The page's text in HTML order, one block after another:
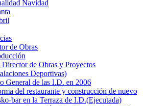
Navidad
de Obras
Director de Obras y Proyectos
Deportivas)
General de las I.D. en 2006
del restaurante y construcción de nuevo
bar en la Terraza de I.D.(Ejecutada)